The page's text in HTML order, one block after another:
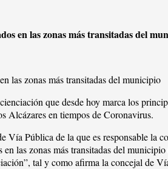
en las zonas más transitadas del
las zonas más transitadas del municipio
que desde hoy marca los
Alcázares en tiempos de Coronavirus.
Pública de la que es responsable la
las zonas más transitadas del
tal y como afirma la concejal de